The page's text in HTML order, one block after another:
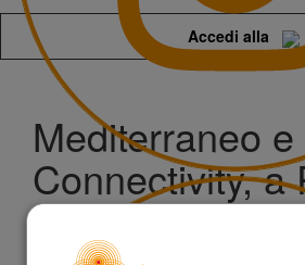
Accedi alla
Mediterraneo
Connectivity, a
un evento su